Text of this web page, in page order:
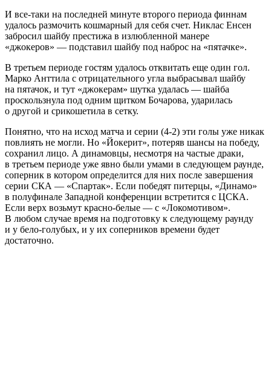
И все-таки на последней минуте второго периода финнам
удалось размочить кошмарный для себя счет. Никлас Енсен
забросил шайбу престижа в излюбленной манере
«джокеров» — подставил шайбу под наброс на «пятачке».
В третьем периоде гостям удалось отквитать еще один гол.
Марко Анттила с отрицательного угла выбрасывал шайбу
на пятачок, и тут «джокерам» шутка удалась — шайба
проскользнула под одним щитком Бочарова, ударилась
о другой и срикошетила в сетку.
Понятно, что на исход матча и серии (4-2) эти голы уже никак
повлиять не могли. Но «Йокерит», потеряв шансы на победу,
сохранил лицо. А динамовцы, несмотря на частые драки,
в третьем периоде уже явно были умами в следующем раунде,
соперник в котором определится для них после завершения
серии СКА — «Спартак». Если победят питерцы, «Динамо»
в полуфинале Западной конференции встретится с ЦСКА.
Если верх возьмут красно-белые — с «Локомотивом».
В любом случае время на подготовку к следующему раунду
и у бело-голубых, и у их соперников времени будет
достаточно.